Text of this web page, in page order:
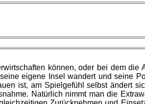
können, oder bei dem die
eigene Insel wandert und seine
ist, am Spielgefühl selbst ändert
Natürlich nimmt man die